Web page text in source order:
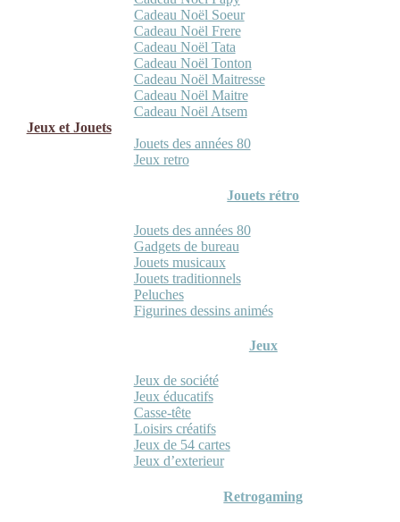
Cadeau Noël Soeur
Cadeau Noël Frere
Cadeau Noël Tata
Cadeau Noël Tonton
Cadeau Noël Maitresse
Cadeau Noël Maitre
Cadeau Noël Atsem
Jeux et Jouets
Jouets des années 80
Jeux retro
Jouets rétro
Jouets des années 80
Gadgets de bureau
Jouets musicaux
Jouets traditionnels
Peluches
Figurines dessins animés
Jeux
Jeux de société
Jeux éducatifs
Casse-tête
Loisirs créatifs
Jeux de 54 cartes
Jeux d’exterieur
Retrogaming